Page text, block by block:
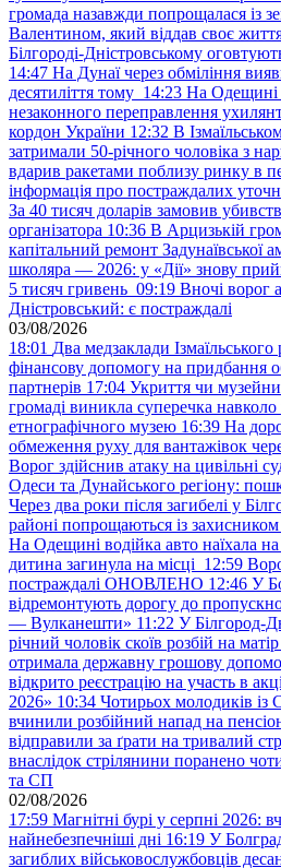
громада назавжди попрощалася із
Валентином, який віддав своє
Білгороді-Дністровському
14:47 На Дунаї через обміління
десятиліття тому 14:23 На Одещині
незаконного переправлення
кордон України 12:32 В
затримали 50-річного чоловіка з
вдарив ракетами поблизу ринку в
інформація про постраждалих
За 40 тисяч доларів замовив
організатора 10:36 В Арцизькій
капітальний ремонт Задунаївської
школяра — 2026: у «Дії» знову
5 тисяч гривень 09:19 Вночі ворог
Дністровський: є постраждалі
03/08/2026
18:01 Два медзаклади
фінансову допомогу на придбання
партнерів 17:04 Укриття чи
громаді виникла суперечка навколо
етнографічного музею 16:39 На
обмеження руху для вантажівок
Ворог здійснив атаку на цивільні
Одеси та Дунайського регіону:
Через два роки після загибелі у
районі попрощаються із
На Одещині водійка авто наїхала
дитина загинула на місці 12:59
постраждалі ОНОВЛЕНО 12:46 У
відремонтують дорогу до
— Вулканешти» 11:22 У Білгород-
річний чоловік скоїв розбій на
отримала державну грошову
відкрито реєстрацію на участь в
2026» 10:34 Чотирьох молодиків із
вчинили розбійний напад на
відправили за ґрати на тривалий
внаслідок стрілянини поранено
та СП
02/08/2026
17:59 Магнітні бурі у серпні 2026:
найнебезпечніші дні 16:19 У
загиблих військовослужбовців